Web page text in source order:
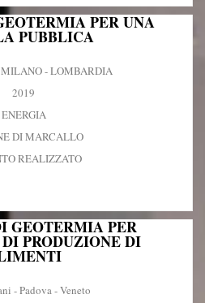
PER UNA
PUBBLICA
- LOMBARDIA
2019
ENERGIA
DI MARCALLO
REALIZZATO
GEOTERMIA PER
PRODUZIONE DI
- Padova - Veneto